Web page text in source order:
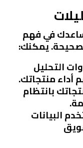
في فهم
يمكنك:
التحليل
بانتظام
البيانات